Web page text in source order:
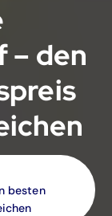
– den
besten